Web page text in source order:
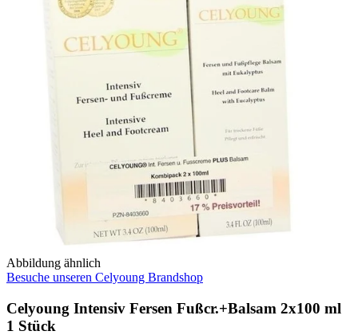
Abbildung ähnlich
Besuche unseren Celyoung Brandshop
Celyoung Intensiv Fersen Fußcr.+Balsam 2x100 ml
1 Stück